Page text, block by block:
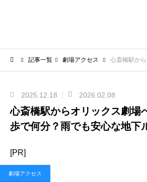
記事一覧 劇場アクセス 心斎橋駅からオリックス劇場へ
2025.12.18 2026.02.08
心斎橋駅からオリックス劇場
歩で何分？雨でも安心な地下
[PR]
劇場アクセス